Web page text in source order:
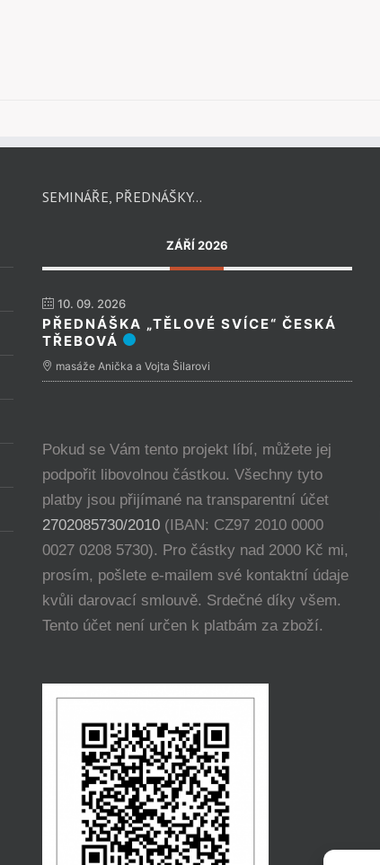
SEMINÁŘE, PŘEDNÁŠKY…
ZÁŘÍ 2026
10. 09. 2026
PŘEDNÁŠKA „TĚLOVÉ SVÍCE“ ČESKÁ
TŘEBOVÁ
masáže Anička a Vojta Šilarovi
Pokud se Vám tento projekt líbí, můžete jej
podpořit libovolnou částkou. Všechny tyto
platby jsou přijímané na transparentní účet
2702085730/2010(IBAN: CZ97 2010 0000
0027 0208 5730). Pro částky nad 2000 Kč mi,
prosím, pošlete e-mailem své kontaktní údaje
kvůli darovací smlouvě. Srdečné díky všem.
Tento účet není určen k platbám za zboží.